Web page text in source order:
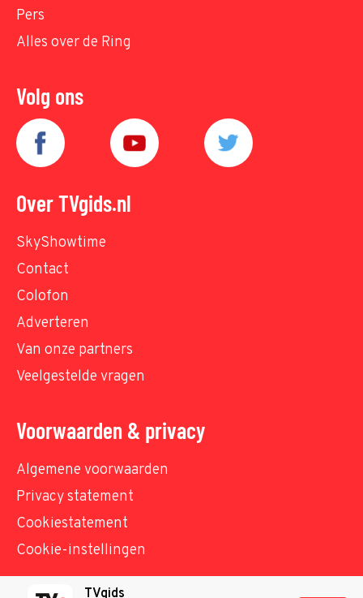
Pers
Alles over de Ring
Volg ons
Over TVgids.nl
SkyShowtime
Contact
Colofon
Adverteren
Van onze partners
Veelgestelde vragen
Voorwaarden & privacy
Algemene voorwaarden
Privacy statement
Cookiestatement
Cookie-instellingen
TVgids